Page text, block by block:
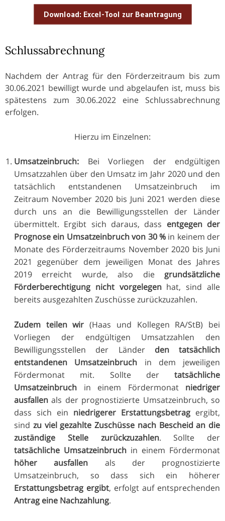
Download: Excel-Tool zur Beantragung
Schlussabrechnung
Nachdem der Antrag für den Förderzeitraum bis zum
30.06.2021 bewilligt wurde und abgelaufen ist, muss bis
spätestens zum 30.06.2022 eine Schlussabrechnung
erfolgen.
Hierzu im Einzelnen:
Umsatzeinbruch: Bei Vorliegen der endgültigen
Umsatzzahlen über den Umsatz im Jahr 2020 und den
tatsächlich entstandenen Umsatzeinbruch im
Zeitraum November 2020 bis Juni 2021 werden diese
durch uns an die Bewilligungsstellen der Länder
übermittelt. Ergibt sich daraus, dass entgegen der
Prognose ein Umsatzeinbruch von 30 %in keinem der
Monate des Förderzeitraums November 2020 bis Juni
2021 gegenüber dem jeweiligen Monat des Jahres
2019 erreicht wurde, also die grundsätzliche
Förderberechtigung nicht vorgelegenhat, sind alle
bereits ausgezahlten Zuschüsse zurückzuzahlen.
Zudem teilen wir (Haas und Kollegen RA/StB) bei
Vorliegen der endgültigen Umsatzzahlen den
Bewilligungsstellen der Länder den tatsächlich
entstandenen Umsatzeinbruch in dem jeweiligen
Fördermonat mit. Sollte der tatsächliche
Umsatzeinbruch in einem Fördermonat niedriger
ausfallen als der prognostizierte Umsatzeinbruch, so
dass sich ein niedrigerer Erstattungsbetrag ergibt,
sind zu viel gezahlte Zuschüsse nach Bescheid an die
zuständige Stelle zurückzuzahlen. Sollte der
tatsächliche Umsatzeinbruch in einem Fördermonat
höher ausfallen als der prognostizierte
Umsatzeinbruch, so dass sich ein höherer
Erstattungsbetrag ergibt, erfolgt auf entsprechenden
Antrag eine Nachzahlung.